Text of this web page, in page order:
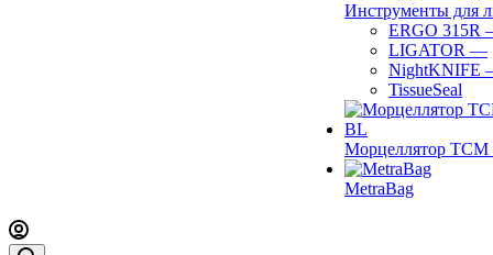
Инструменты для
ERGO 315R
LIGATOR —
NightKNIFE
TissueSeal
Морцеллятор ТСМ
MetraBag